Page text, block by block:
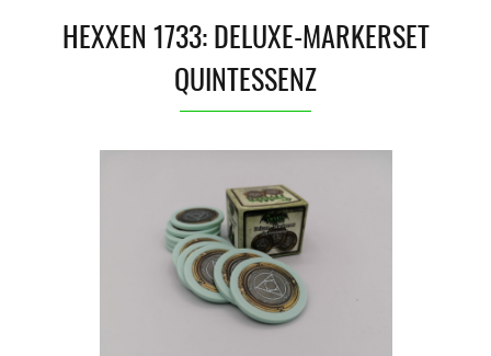
HEXXEN 1733: DELUXE-MARKERSET
QUINTESSENZ